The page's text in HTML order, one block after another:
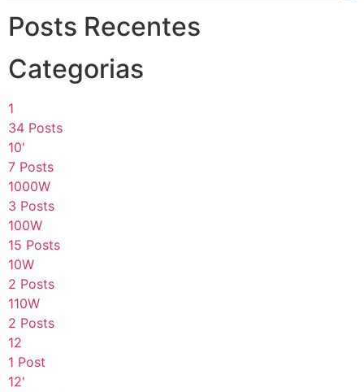
Posts Recentes
Categorias
1
34 Posts
10'
7 Posts
1000W
3 Posts
100W
15 Posts
10W
2 Posts
110W
2 Posts
12
1 Post
12'